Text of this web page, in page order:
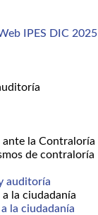
IPES DIC 2025
la Contraloría
de contraloría
auditoría
la ciudadanía
la ciudadanía